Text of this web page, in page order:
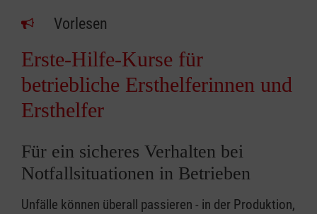
Vorlesen
Erste-Hilfe-Kurse für
betriebliche Ersthelferinnen und
Ersthelfer
Für ein sicheres Verhalten bei
Notfallsituationen in Betrieben
Unfälle können überall passieren - in der Produktion,